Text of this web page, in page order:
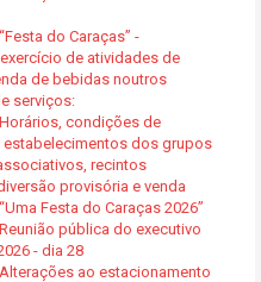
do Caraças” -
de atividades de
de bebidas noutros
serviços:
condições de
dos grupos
recintos
provisória e venda
Festa do Caraças 2026”
pública do executivo
- dia 28
ao estacionamento